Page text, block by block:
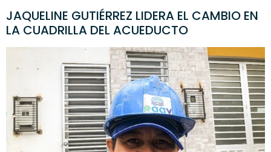
JAQUELINE GUTIÉRREZ LIDERA EL CAMBIO EN
LA CUADRILLA DEL ACUEDUCTO